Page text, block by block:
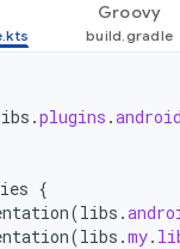
Groovy
.plugins .
{
(libs .
(libs .my.